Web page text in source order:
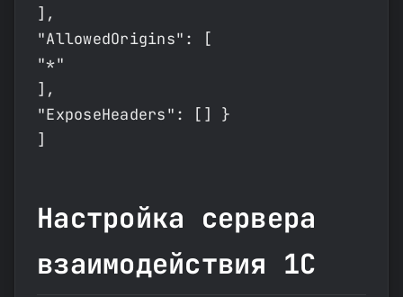
],
"AllowedOrigins": [
"*"
],
"ExposeHeaders": [] }
]
Настройка сервера
взаимодействия 1С